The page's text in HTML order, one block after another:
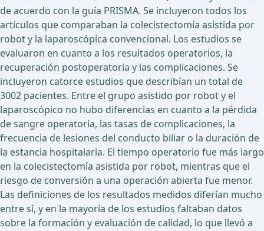
de acuerdo con la guía PRISMA. Se incluyeron todos los
artículos que comparaban la colecistectomía asistida por
robot y la laparoscópica convencional. Los estudios se
evaluaron en cuanto a los resultados operatorios, la
recuperación postoperatoria y las complicaciones. Se
incluyeron catorce estudios que describían un total de
3002 pacientes. Entre el grupo asistido por robot y el
laparoscópico no hubo diferencias en cuanto a la pérdida
de sangre operatoria, las tasas de complicaciones, la
frecuencia de lesiones del conducto biliar o la duración de
la estancia hospitalaria. El tiempo operatorio fue más largo
en la colecistectomía asistida por robot, mientras que el
riesgo de conversión a una operación abierta fue menor.
Las definiciones de los resultados medidos diferían mucho
entre sí, y en la mayoría de los estudios faltaban datos
sobre la formación y evaluación de calidad, lo que llevó a